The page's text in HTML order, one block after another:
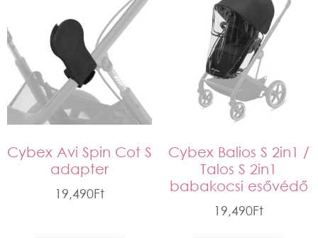
Cybex Avi Spin Cot S
adapter
19,490Ft
Cybex Balios S 2in1 /
Talos S 2in1
babakocsi esővédő
19,490Ft